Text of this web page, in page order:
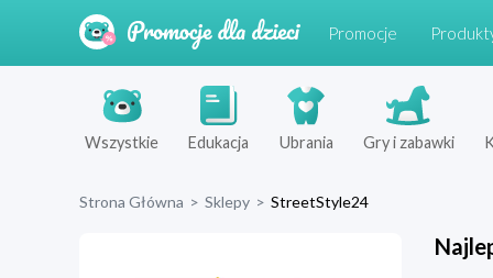
Promocje
Wszystkie Edukacja Ubrania Gry i zabawki
Strona Główna > Sklepy > StreetStyle24